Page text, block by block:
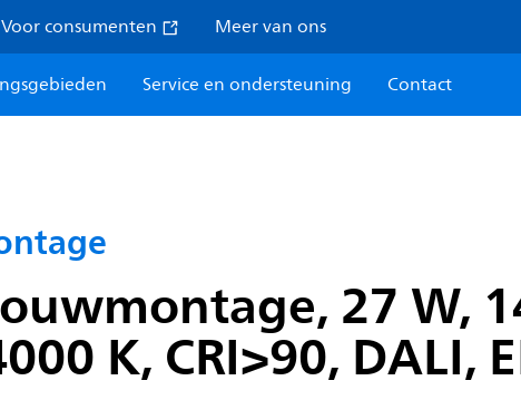
Voor consumenten Meer van ons
Service en ondersteuning Contact
27 W,
K, CRI>90, DALI,